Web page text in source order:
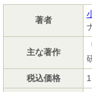
著者
主な著作
税込価格